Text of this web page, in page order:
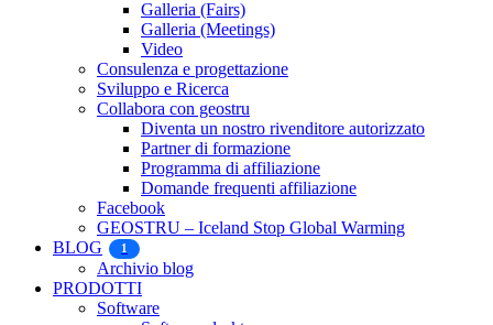
Galleria (Fairs)
Galleria (Meetings)
Video
Consulenza e progettazione
Sviluppo e Ricerca
Collabora con geostru
Diventa un nostro rivenditore autorizzato
Partner di formazione
Programma di affiliazione
Domande frequenti affiliazione
Facebook
GEOSTRU – Iceland Stop Global Warming
BLOG
1
Archivio blog
PRODOTTI
Software